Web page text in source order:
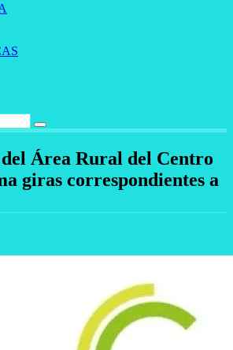
Área Rural del Centro
giras correspondientes a